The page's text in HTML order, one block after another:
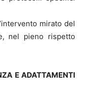
mirato del
nel pieno rispetto
E ADATTAMENTI